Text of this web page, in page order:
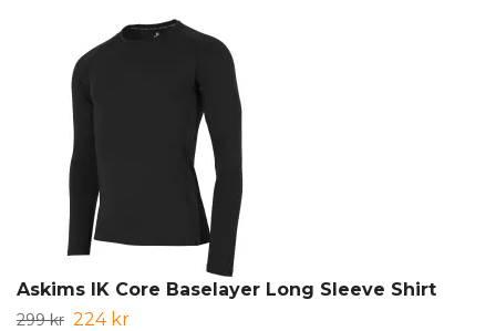
Askims IK Core Baselayer Long Sleeve Shirt
299 kr 224 kr